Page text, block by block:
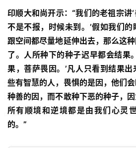
乐
菩
提
专
题
公
益
慈
印顺大和尚开示：“我们的老祖宗讲
不是不报，时候未到。’假如我们
跟空间都尽量地延伸出去，那么这
了。人所种下的种子迟早都会结果
果，菩萨畏因。’凡人只看到结果
些有智慧的人，畏惧的是因，他们
种善的因，而不敢种下恶的种子，
所有顺境和逆境都是由我们心灵
的。”